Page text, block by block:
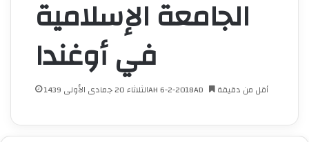
الجامعة الإسلامية
في أوغندا
الثلاثاء 20 جمادى الأولى 1439AH 6-2-2018AD أقل من دقيقة